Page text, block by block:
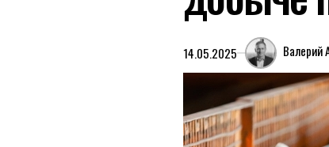
14.05.2025 Валерий